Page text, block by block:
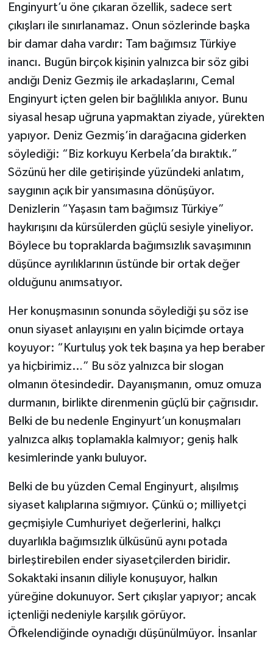
Enginyurt’u öne çıkaran özellik, sadece sert
çıkışları ile sınırlanamaz. Onun sözlerinde başka
bir damar daha vardır: Tam bağımsız Türkiye
inancı. Bugün birçok kişinin yalnızca bir söz gibi
andığı Deniz Gezmiş ile arkadaşlarını, Cemal
Enginyurt içten gelen bir bağlılıkla anıyor. Bunu
siyasal hesap uğruna yapmaktan ziyade, yürekten
yapıyor. Deniz Gezmiş’in darağacına giderken
söylediği: “Biz korkuyu Kerbela’da bıraktık.”
Sözünü her dile getirişinde yüzündeki anlatım,
saygının açık bir yansımasına dönüşüyor.
Denizlerin “Yaşasın tam bağımsız Türkiye”
haykırışını da kürsülerden güçlü sesiyle yineliyor.
Böylece bu topraklarda bağımsızlık savaşımının
düşünce ayrılıklarının üstünde bir ortak değer
olduğunu anımsatıyor.
Her konuşmasının sonunda söylediği şu söz ise
onun siyaset anlayışını en yalın biçimde ortaya
koyuyor: “Kurtuluş yok tek başına ya hep beraber
ya hiçbirimiz…” Bu söz yalnızca bir slogan
olmanın ötesindedir. Dayanışmanın, omuz omuza
durmanın, birlikte direnmenin güçlü bir çağrısıdır.
Belki de bu nedenle Enginyurt’un konuşmaları
yalnızca alkış toplamakla kalmıyor; geniş halk
kesimlerinde yankı buluyor.
Belki de bu yüzden Cemal Enginyurt, alışılmış
siyaset kalıplarına sığmıyor. Çünkü o; milliyetçi
geçmişiyle Cumhuriyet değerlerini, halkçı
duyarlıkla bağımsızlık ülküsünü aynı potada
birleştirebilen ender siyasetçilerden biridir.
Sokaktaki insanın diliyle konuşuyor, halkın
yüreğine dokunuyor. Sert çıkışlar yapıyor; ancak
içtenliği nedeniyle karşılık görüyor.
Öfkelendiğinde oynadığı düşünülmüyor. İnsanlar